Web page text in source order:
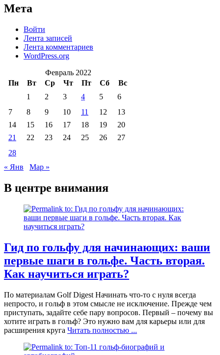
Мета
Войти
Лента записей
Лента комментариев
WordPress.org
Февраль 2022
Пн
Вт Ср Чт Пт Сб
Вс
1
2 3 4 5
6
7
8 9 10 11 12
13
14
15 16 17 18 19
20
21
22 23 24 25 26
27
28
« Янв
Мар »
В центре внимания
Гид по гольфу для начинающих: ваши
первые шаги в гольфе. Часть вторая.
Как научиться играть?
По материалам Golf Digest Начинать что-то с нуля всегда
непросто, и гольф в этом смысле не исключение. Прежде чем
приступать, задайте себе пару вопросов. Первый – почему вы
хотите играть в гольф? Это нужно вам для карьеры или для
расширения круга Читать полностью ...